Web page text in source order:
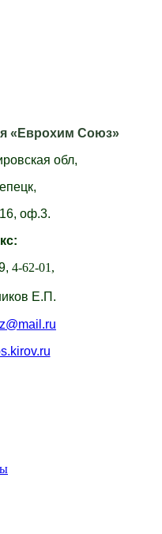
«Еврохим Союз»
обл,
оф.3.
4-62-01,
Е.П.